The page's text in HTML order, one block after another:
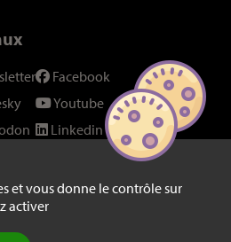
et vous donne le contrôle sur
activer
X
Facebook
Youtube
Linkedin
Fil RSS